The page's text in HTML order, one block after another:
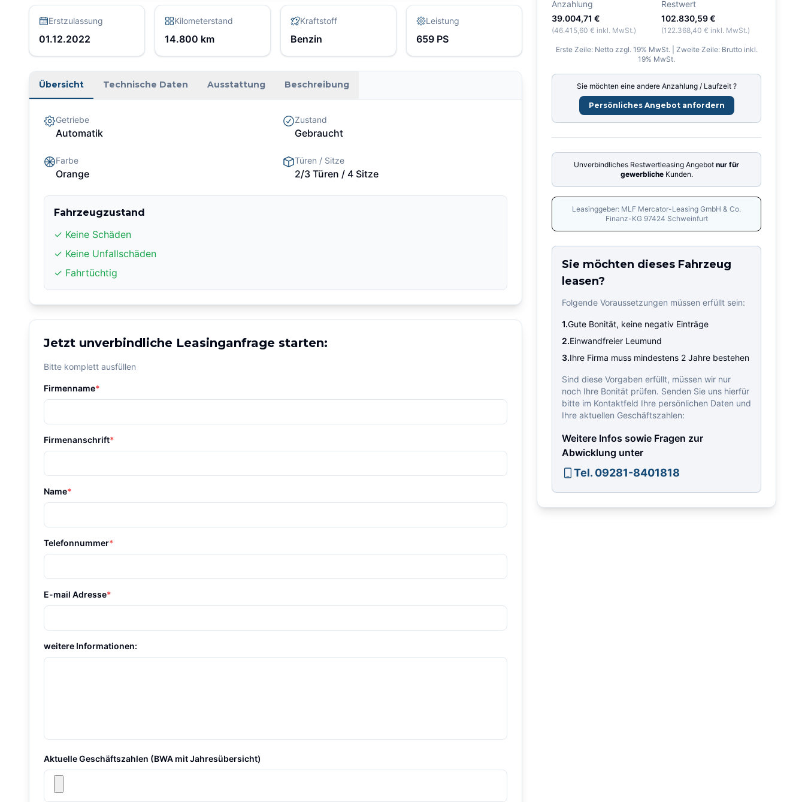
Erstzulassung
01.12.2022
Kilometerstand
14.800 km
Kraftstoff
Benzin
Leistung
659 PS
Übersicht Technische Daten Ausstattung Beschreibung
Getriebe
Automatik
Zustand
Gebraucht
Farbe
Orange
Türen / Sitze
2/3 Türen / 4 Sitze
Fahrzeugzustand
✓ Keine Schäden
✓ Keine Unfallschäden
✓ Fahrtüchtig
Jetzt unverbindliche Leasinganfrage starten:
Bitte komplett ausfüllen
Firmenname*
Firmenanschrift*
Name*
Telefonnummer*
E-mail Adresse*
weitere Informationen:
Aktuelle Geschäftszahlen (BWA mit Jahresübersicht)
Anzahlung
39.004,71 €
(46.415,60 € inkl. MwSt.)
Restwert
102.830,59 €
(122.368,40 € inkl. MwSt.)
Erste Zeile: Netto zzgl. 19% MwSt. | Zweite Zeile: Brutto inkl.
19% MwSt.
Sie möchten eine andere Anzahlung / Laufzeit ?
Persönliches Angebot anfordern
Unverbindliches Restwertleasing Angebot nur für
gewerblicheKunden.
Leasinggeber: MLF Mercator-Leasing GmbH & Co.
Finanz-KG 97424 Schweinfurt
Sie möchten dieses Fahrzeug
leasen?
Folgende Voraussetzungen müssen erfüllt sein:
1.Gute Bonität, keine negativ Einträge
2.Einwandfreier Leumund
3.Ihre Firma muss mindestens 2 Jahre bestehen
Sind diese Vorgaben erfüllt, müssen wir nur
noch Ihre Bonität prüfen. Senden Sie uns hierfür
bitte im Kontaktfeld Ihre persönlichen Daten und
Ihre aktuellen Geschäftszahlen:
Weitere Infos sowie Fragen zur
Abwicklung unter
Tel. 09281-8401818